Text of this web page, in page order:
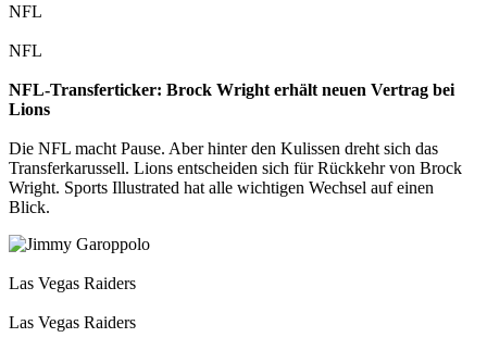
NFL
NFL
NFL-Transferticker: Brock Wright erhält neuen Vertrag bei
Lions
Die NFL macht Pause. Aber hinter den Kulissen dreht sich das
Transferkarussell. Lions entscheiden sich für Rückkehr von Brock
Wright. Sports Illustrated hat alle wichtigen Wechsel auf einen
Blick.
Las Vegas Raiders
Las Vegas Raiders